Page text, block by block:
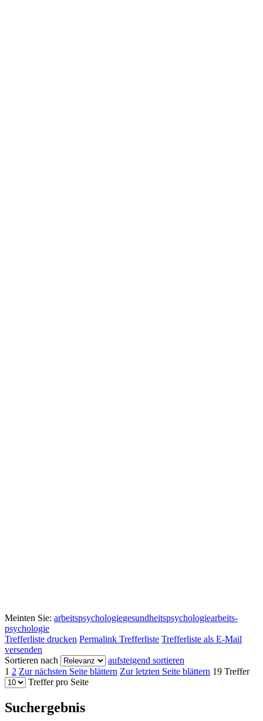
Meinten Sie: arbeitspsychologiegesundheitspsychologiearbeits-
psychologie
Trefferliste drucken Permalink Trefferliste Trefferliste als E-Mail
versenden
Sortieren nach
aufsteigend sortieren
1 2 Zur nächsten Seite blättern Zur letzten Seite blättern 19 Treffer
Treffer pro Seite
Suchergebnis